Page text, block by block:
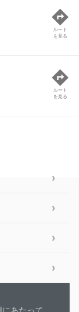
ルート
を見る
ルート
を見る